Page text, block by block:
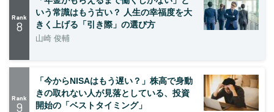
Rank
8
いう常識はもう古い？ 人生の幸福度を大
きく上げる「引き際」の選び方
山崎 俊輔
Rank
9
「今からNISAはもう遅い？」株高で身動
きの取れない人が見落としている、投資
開始の「ベストタイミング」